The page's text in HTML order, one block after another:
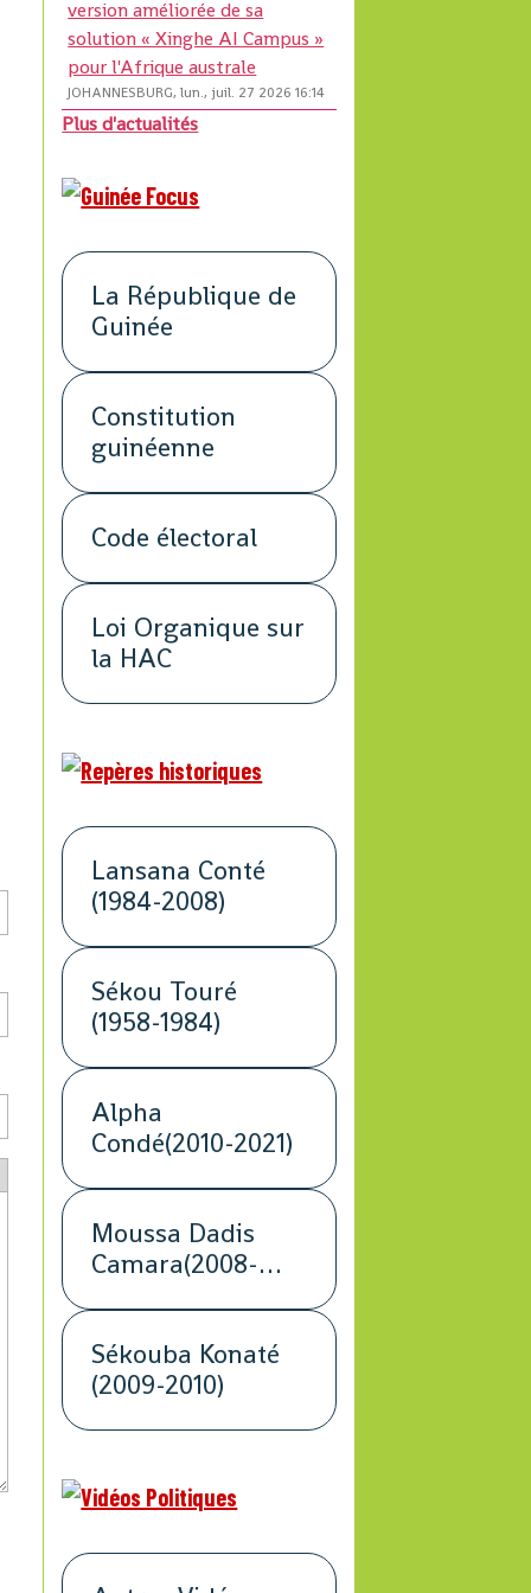
version améliorée de sa
solution « Xinghe AI Campus »
pour l'Afrique australe
JOHANNESBURG, lun., juil. 27 2026 16:14
Plus d'actualités
La République de
Guinée
Constitution
guinéenne
Code électoral
Loi Organique sur
la HAC
Lansana Conté
(1984-2008)
Sékou Touré
(1958-1984)
Alpha
Condé(2010-2021)
Moussa Dadis
Camara(2008-
Sékouba Konaté
(2009-2010)